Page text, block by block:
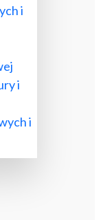
i
i
i